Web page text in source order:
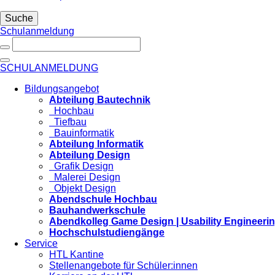
Suche
Schulanmeldung
SCHULANMELDUNG
Bildungsangebot
Abteilung Bautechnik
Hochbau
Tiefbau
Bauinformatik
Abteilung Informatik
Abteilung Design
Grafik Design
Malerei Design
Objekt Design
Abendschule Hochbau
Bauhandwerkschule
Abendkolleg Game Design | Usability
Hochschulstudiengänge
Service
HTL Kantine
Stellenangebote für Schüler:innen